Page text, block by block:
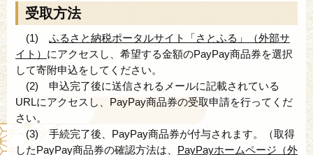
受取方法
(1) ふるさと納税ポータルサイト「さとふる」（外部サ
イト） にアクセスし、希望する金額のPayPay商品券を選択
して寄附申込をしてください。
(2) 申込完了後に送信されるメールに記載されている
URLにアクセスし、PayPay商品券の受取申請を行ってくだ
さい。
(3) 手続完了後、PayPay商品券が付与されます。（取得
したPayPay商品券の確認方法は、 PayPayホームページ（外